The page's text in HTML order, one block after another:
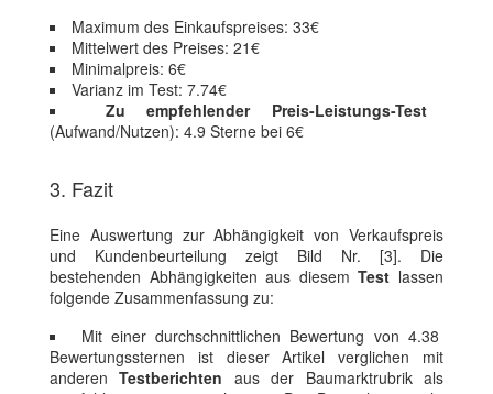
Maximum des Einkaufspreises: 33€
Mittelwert des Preises: 21€
Minimalpreis: 6€
Varianz im Test: 7.74€
Zu empfehlender Preis-Leistungs-Test
(Aufwand/Nutzen): 4.9 Sterne bei 6€
3. Fazit
Eine Auswertung zur Abhängigkeit von Verkaufspreis
und Kundenbeurteilung zeigt Bild Nr. [3]. Die
bestehenden Abhängigkeiten aus diesemTest lassen
folgende Zusammenfassung zu:
Mit einer durchschnittlichen Bewertung von 4.38
Bewertungssternen ist dieser Artikel verglichen mit
anderenTestberichten aus der Baumarktrubrik als